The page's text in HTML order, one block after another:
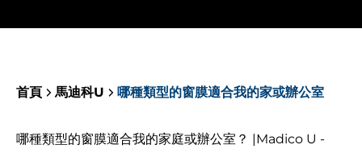
首頁 馬迪科U 哪種類型的窗膜適合我的家或辦公室
哪種類型的窗膜適合我的家庭或辦公室？ |Madico U -